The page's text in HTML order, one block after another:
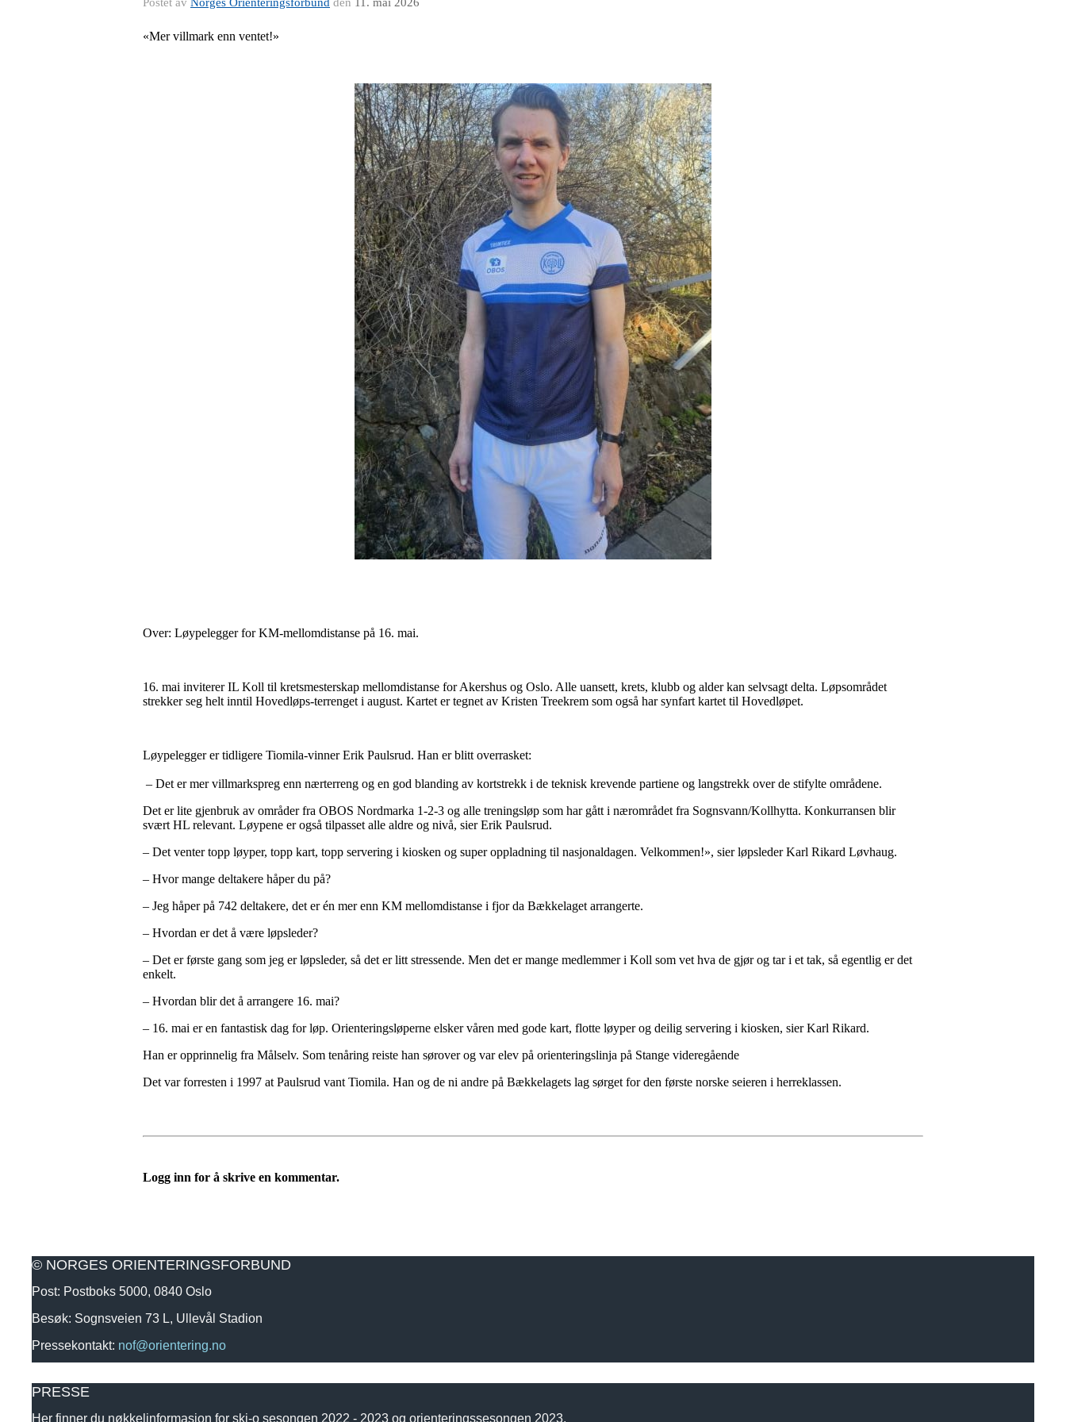
«Mer villmark enn ventet!»
Over: Løypelegger for KM-mellomdistanse på 16. mai.
16. mai inviterer IL Koll til kretsmesterskap mellomdistanse for Akershus og Oslo. Alle uansett, krets, klubb og alder kan selvsagt delta. Løpsområdet
strekker seg helt inntil Hovedløps-terrenget i august. Kartet er tegnet av Kristen Treekrem som også har synfart kartet til Hovedløpet.
Løypelegger er tidligere Tiomila-vinner Erik Paulsrud. Han er blitt overrasket:
– Det er mer villmarkspreg enn nærterreng og en god blanding av kortstrekk i de teknisk krevende partiene og langstrekk over­ de stifylte områdene.
Det er lite gjenbruk av områder fra OBOS Nordmarka 1-2-3 og alle treningsløp som har gått i nærområdet fra Sognsvann/Kollhytta. Konkurransen blir
svært HL relevant. Løypene er også tilpasset alle aldre og nivå, sier Erik Paulsrud.
– Det venter topp løyper, topp kart, topp servering i kiosken og super oppladning til nasjonaldagen. Velkommen!», sier løpsleder Karl Rikard Løvhaug.
– Hvor mange deltakere håper du på?
– Jeg håper på 742 deltakere, det er én mer enn KM mellomdistanse i fjor da Bækkelaget arrangerte.
– Hvordan er det å være løpsleder?
– Det er første gang som jeg er løpsleder, så det er litt stressende. Men det er mange medlemmer i Koll som vet hva de gjør og tar i et tak, så egentlig er det
enkelt.
– Hvordan blir det å arrangere 16. mai?
– 16. mai er en fantastisk dag for løp. Orienteringsløperne elsker våren med gode kart, flotte løyper og deilig servering i kiosken, sier Karl Rikard.
Han er opprinnelig fra Målselv. Som tenåring reiste han sørover og var elev på orienteringslinja på Stange videregående
Det var forresten i 1997 at Paulsrud vant Tiomila. Han og de ni andre på Bækkelagets lag sørget for den første norske seieren i herreklassen.
Logg inn for å skrive en kommentar.
© NORGES ORIENTERINGSFORBUND
Post: Postboks 5000, 0840 Oslo
Besøk: Sognsveien 73 L, Ullevål Stadion
Pressekontakt: nof@orientering.no
PRESSE
Her finner du nøkkelinformasjon for ski-o sesongen 2022 - 2023 og orienteringssesongen 2023.